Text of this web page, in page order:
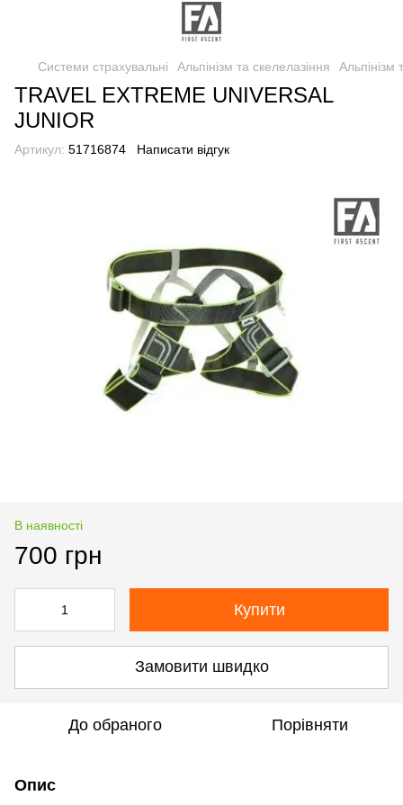
Системи страхувальні Альпінізм та скелелазіння Альпінізм
TRAVEL EXTREME UNIVERSAL
JUNIOR
Артикул: 51716874 Написати відгук
В наявності
700 грн
Купити
Замовити швидко
До обраного Порівняти
Опис